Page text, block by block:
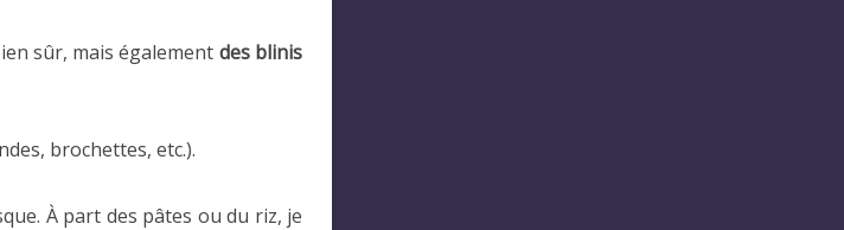
sûr, mais également des blinis
brochettes, etc.).
À part des pâtes ou du riz, je